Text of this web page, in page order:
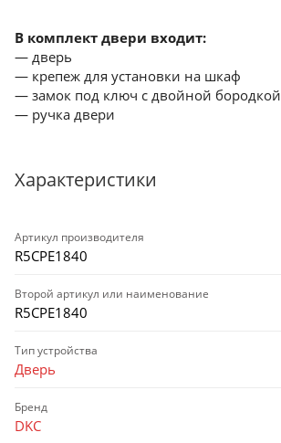
В комплект двери входит:
— дверь
— крепеж для установки на шкаф
— замок под ключ с двойной бородкой
— ручка двери
Характеристики
Артикул производителя
R5CPE1840
Второй артикул или наименование
R5CPE1840
Тип устройства
Дверь
Бренд
DKC